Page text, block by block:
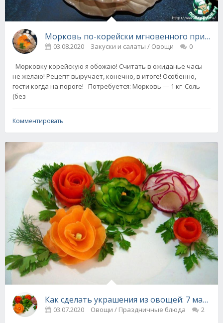
Морковь по-корейски мгновенного
03.08.2020 Закуски и салаты / Овощи 0
Морковку корейскую я обожаю! Считать в ожиданье часы
не желаю! Рецепт выручает, конечно, в итоге! Особенно,
гости когда на пороге! Потребуется: Морковь — 1 кг Соль
(без
Комментировать
Как сделать украшения из овощей: 7
03.07.2020 Овощи / Праздничные блюда 2